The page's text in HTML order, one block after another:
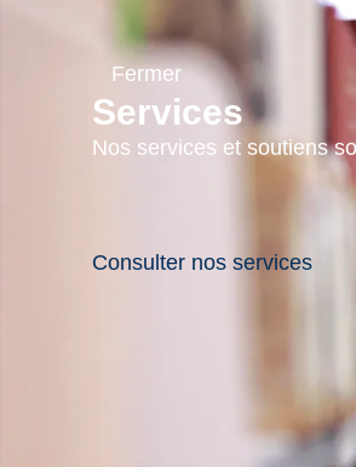
Fermer
Services
Nos services et soutiens
Consulter nos services
Faculté d'éducation et de la santé
Faculté de gestion
Faculté des arts
Faculté des sciences, de génie et
Programmes